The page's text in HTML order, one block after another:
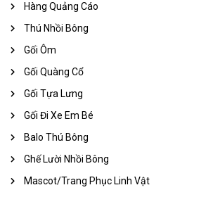
Hàng Quảng Cáo
Thú Nhồi Bông
Gối Ôm
Gối Quàng Cổ
Gối Tựa Lưng
Gối Đi Xe Em Bé
Balo Thú Bông
Ghế Lười Nhồi Bông
Mascot/Trang Phục Linh Vật